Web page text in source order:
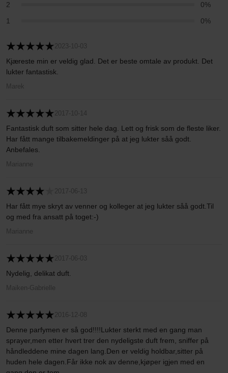
2
0%
1
0%
2023-10-03
Kjæreste min er veldig glad. Det er beste omtale av produkt. Det
lukter fantastisk.
Marek
2017-10-14
Fantastisk duft som sitter hele dag. Lett og frisk som de fleste liker.
Har fått mange tilbakemeldinger på at jeg lukter såå godt.
Anbefales.
Marianne
2017-06-13
Har fått mye skryt av venner og kolleger at jeg lukter såå godt.Til
og med fra ansatt på toget:-)
Marianne
2017-06-03
Nydelig, delikat duft.
Maiken-Gabrielle
2016-12-08
Denne parfymen er så god!!!!Lukter sterkt med en gang man
sprayer,men etter hvert trer den nydeligste duft frem, sniffer på
håndleddene mine dagen lang.Den er veldig holdbar,sitter på
huden hele dagen.Får ikke nok av denne,kjøper igjen med en